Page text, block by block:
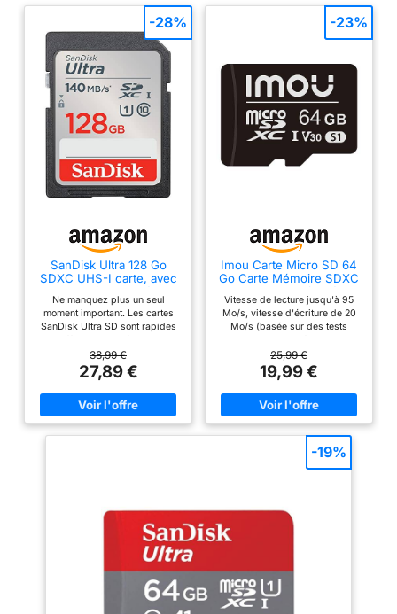
SanDisk Ultra 128 Go
SDXC UHS-I carte, avec
jusqu'à 140 Mo/s
Ne manquez plus un seul
moment important. Les cartes
SanDisk Ultra SD sont rapides
d'enregistrement vidéo
exceptionnelle pour vous
permettre de saisir les
souvenirs qui comptent Prenez
des photos et vidéos sans vous
arrêter. Offre une très grande
capacité de stockage pour que
Gagnez du temps grâce à des
vitesses ultra-élevées pour
vous aider à déplacer vos
photos et vidéos Full HD
rapidement Conçues pour être
robustes. Les cartes SanDisk
Ultra SDHC et SDXC UHS-I sont
conçues pour être robustes,
38,99 €
27,89 €
-28%
Imou Carte Micro SD 64
Go Carte Mémoire SDXC
Rapide Jusqu'à 95/25
Mo/s
Vitesse de lecture jusqu'à 95
Mo/s, vitesse d'écriture de 20
Mo/s (basée sur des tests
peuvent être inférieures selon le
dispositif hôte, l'interface, les
conditions d'utilisation et
d'autres facteurs. ). Large
application : la carte micro SD
est compatible avec différents
types d'appareils, y compris
les smartphones, tablettes,
drones, tablettes Android,
tablettes ou caméras Full HD.
pour fonctionner dans des
conditions extrêmes,
imperméable, résistante aux
des photos et des vidéos en
résolution Full HD et 4K.
Température de fonctionnement
25,99 €
19,99 €
-23%
-19%